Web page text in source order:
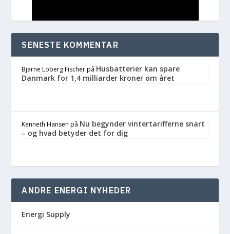
SENESTE KOMMENTAR
Bjarne Loberg Fischerpå Husbatterier kan spare
Danmark for 1,4 milliarder kroner om året
Kenneth Hansen på Nu begynder vintertarifferne snart
– og hvad betyder det for dig
ANDRE ENERGI NYHEDER
Energi Supply